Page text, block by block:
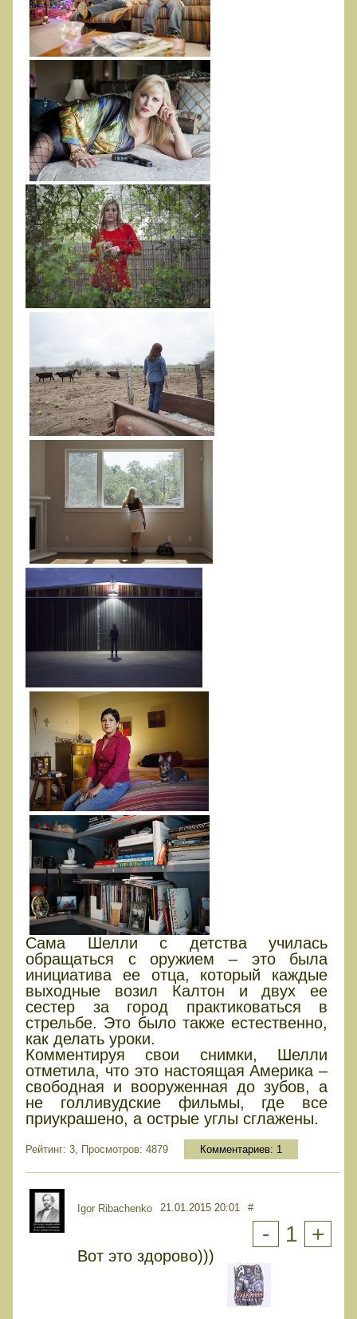
Сама Шелли с детства училась
обращаться с оружием – это была
инициатива ее отца, который каждые
выходные возил Калтон и двух ее
сестер за город практиковаться в
стрельбе. Это было также естественно,
как делать уроки.
Комментируя свои снимки, Шелли
отметила, что это настоящая Америка –
свободная и вооруженная до зубов, а
не голливудские фильмы, где все
приукрашено, а острые углы сглажены.
Рейтинг: 3, Просмотров: 4879 Комментариев: 1
Igor Ribachenko 21.01.2015 20:01 #
- 1 +
Вот это здорово)))